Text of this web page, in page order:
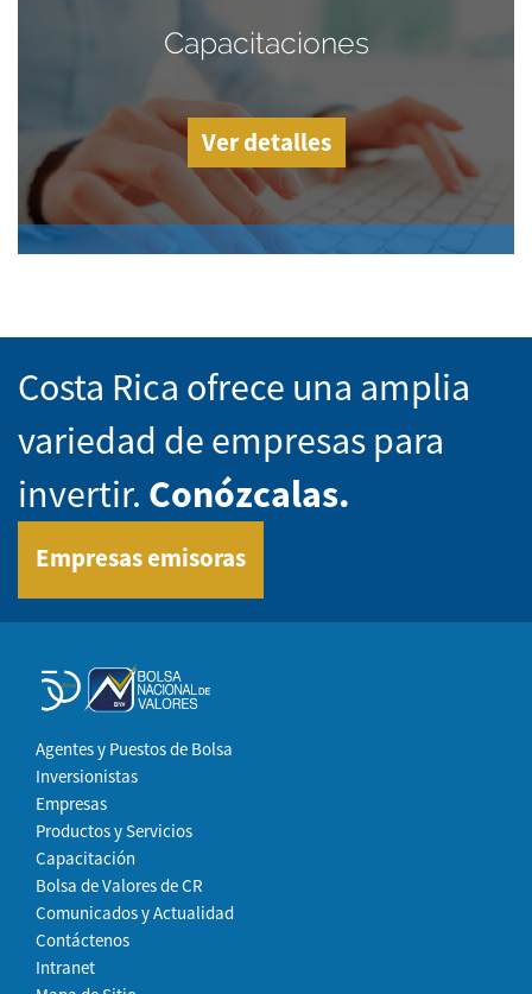
Capacitaciones
Ver detalles
Costa Rica ofrece una amplia
variedad de empresas para
invertir. Conózcalas.
Empresas emisoras
Agentes y Puestos de Bolsa
Inversionistas
Empresas
Productos y Servicios
Capacitación
Bolsa de Valores de CR
Comunicados y Actualidad
Contáctenos
Intranet